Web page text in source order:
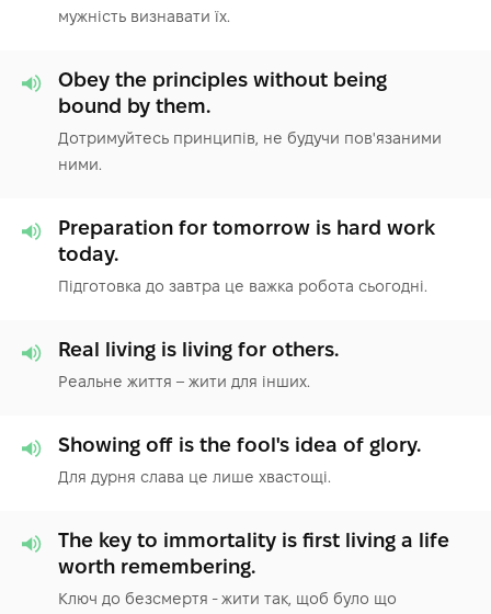
мужність визнавати їх.
Obey the principles without being
bound by them.
Дотримуйтесь принципів, не будучи пов'язаними
ними.
Preparation for tomorrow is hard work
today.
Підготовка до завтра це важка робота сьогодні.
Real living is living for others.
Реальне життя – жити для інших.
Showing off is the fool's idea of glory.
Для дурня слава це лише хвастощі.
The key to immortality is first living a life
worth remembering.
Ключ до безсмертя - жити так, щоб було що